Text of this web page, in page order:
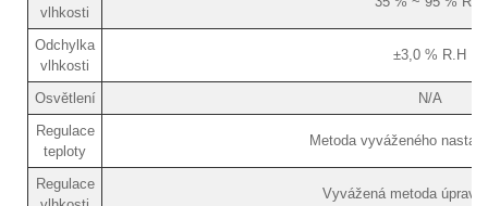
vlhkosti
Odchylka
vlhkosti
±3,0 % R.H
Osvětlení
N/A
Regulace
teploty
Metoda vyváženého
Regulace
Vyvážená metoda